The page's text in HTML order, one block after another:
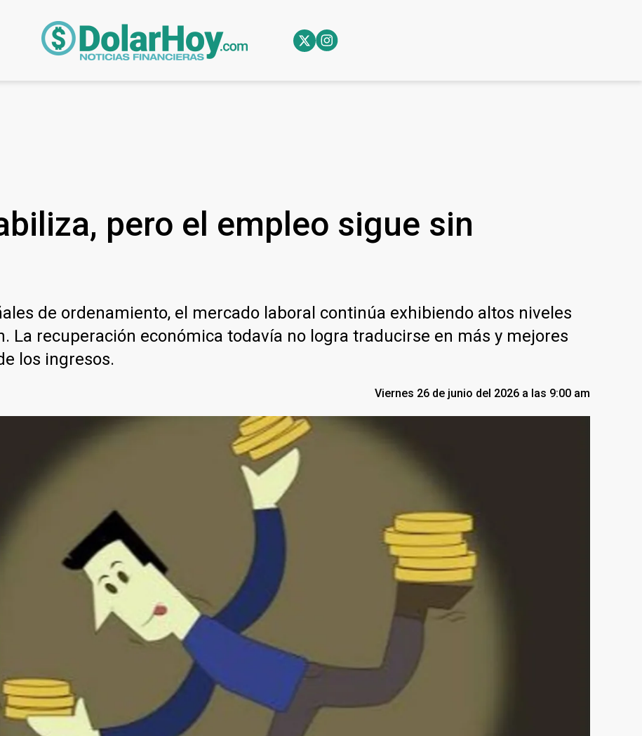
pero el empleo sigue sin
de ordenamiento, el mercado laboral continúa exhibiendo altos niveles
La recuperación económica todavía no logra traducirse en más y mejores
los ingresos.
Viernes 26 de junio del 2026 a las 9:00 am